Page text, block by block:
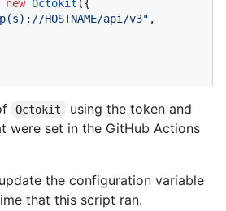
new Octokit ({
HOSTNAME/api/v3" ,
Octokit
using the token and
were set in the GitHub Actions
the configuration variable
that this script ran.